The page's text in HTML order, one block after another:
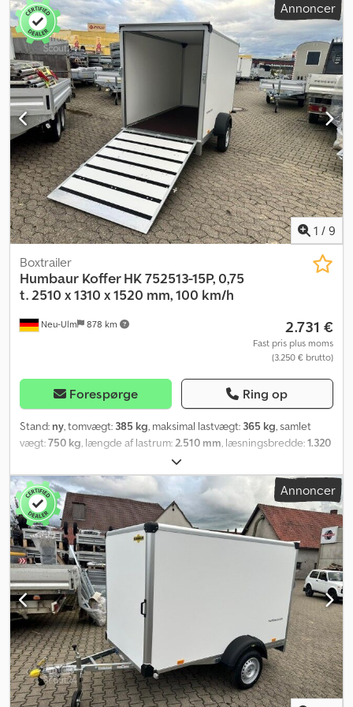
Annoncer
1 / 9
Neu-Ulm 878 km
Boxtrailer
Humbaur Koffer HK 752513-15P, 0,75
t. 2510 x 1310 x 1520 mm, 100 km/h
2.731 €
Fast pris plus moms
(3.250 € brutto)
Forespørge Ring op
Stand: ny, tomvægt: 385 kg, maksimal lastvægt: 365 kg, samlet
vægt:750 kg , længde af lastrum: 2.510 mm , læsningsbredde:1.320
, lastepladsvolumen:
hvid, bygningshøjde:2.080 mm, arbejdsbredde:1.760 mm,
Producent: Humbaur Type: Kassevognstrailer, lavbundstrailer HK
752513-15P Tilladt totalvægt: 750 kg, uden bremser Nyttelast: 365
kg Egenvægt: 385 kg Kassens mål: 2510 x 1320 x 1520 mm Dæk: 13
tommer Lastehøjde: 500 mm Crsdpfxohrz Uxo Alief Bagtil med
påkørselsrampe, belastbar op til 300 kg Inkl. godkendelse til 100
km/t - V-formet trækstang - Varmgalvaniseret ved dyppebad - 13-
polet stik og baklys - Bundplade, 15 mm tyk - Sidevægge og tag i
lagdelt træ, 15 mm tykt, med UV-bestandig plastbelægning -
Indvendigt lys monteret - Drejestangslås og hængsler,
varmgalvaniserede - 6 stk. surringsøjer i rammen, trækkraft 400 kg
pr. surringsøje, Dekra-testet - Støttehjul - Humbaur
multifunktionsbelysning integreret i underridesikkerheden Pris
inkl. registreringsattest (del II og COC-papirer) Vi har et stort
Annoncer